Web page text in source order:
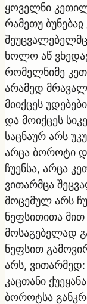
ყოველნი
რამეთუ
ხოლო აწ
რომელნიმე
არამედ
მიიქცეს
და მოიქცეს
საცნაურ არს
არცა ბოროტი
ჩუენსა, არცა
ვითარმცა
მოცემულ არს
ნეფსითითა
მოსაგებელად
ნეფსით
არს, ვითარმედ:
კაცთანი
ბოროტსა